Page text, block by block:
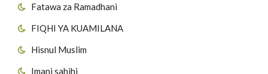
Fatawa za Ramadhani
FIQHI YA KUAMILANA
Hisnul Muslim
Imani sahihi